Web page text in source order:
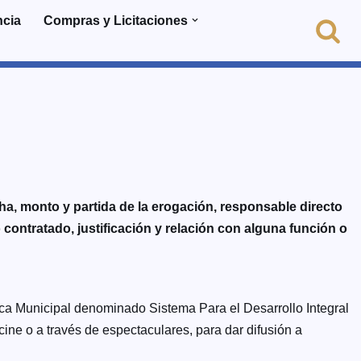
Compras y Licitaciones
monto y partida de la erogación, responsable directo
justificación y relación con alguna función o
Municipal denominado Sistema Para el Desarrollo Integral
o a través de espectaculares, para dar difusión a